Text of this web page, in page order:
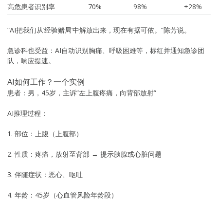
高危患者识别率 70% 98% +28%
“AI把我们从’经验赌局’中解放出来，现在有据可依。”陈芳说。
急诊科也受益：AI自动识别胸痛、呼吸困难等，标红并通知急诊团
队，响应提速。
AI如何工作？一个实例
患者：男，45岁，主诉”左上腹疼痛，向背部放射”
AI推理过程：
1. 部位：上腹（上腹部）
2. 性质：疼痛，放射至背部 → 提示胰腺或心脏问题
3. 伴随症状：恶心、呕吐
4. 年龄：45岁（心血管风险年龄段）